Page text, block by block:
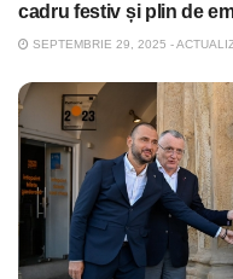
cadru festiv și plin de
SEPTEMBRIE 29, 2025 -